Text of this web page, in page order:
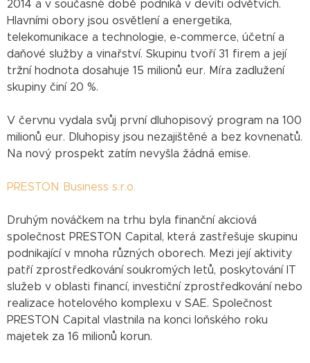
2014 a v současné době podniká v devíti odvětvích.
Hlavními obory jsou osvětlení a energetika,
telekomunikace a technologie, e-commerce, účetní a
daňové služby a vinařství. Skupinu tvoří 31 firem a její
tržní hodnota dosahuje 15 milionů eur. Míra zadlužení
skupiny činí 20 %.
V červnu vydala svůj první dluhopisový program na 100
milionů eur. Dluhopisy jsou nezajištěné a bez kovnenatů.
Na nový prospekt zatím nevyšla žádná emise.
PRESTON Business s.r.o.
Druhým nováčkem na trhu byla finanční akciová
společnost PRESTON Capital, která zastřešuje skupinu
podnikající v mnoha různých oborech. Mezi její aktivity
patří zprostředkování soukromých letů, poskytování IT
služeb v oblasti financí, investiční zprostředkování nebo
realizace hotelového komplexu v SAE. Společnost
PRESTON Capital vlastnila na konci loňského roku
majetek za 16 milionů korun.